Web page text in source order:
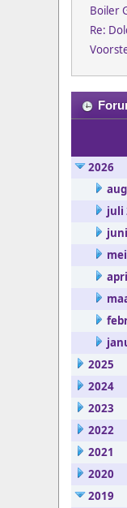
Boiler
Re:
2026
juli
2025
2024
2023
2022
2021
2020
2019